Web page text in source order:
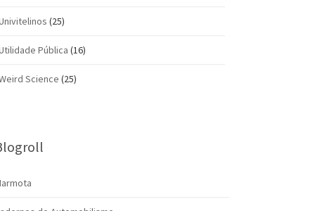
(25)
Pública (16)
Science (25)